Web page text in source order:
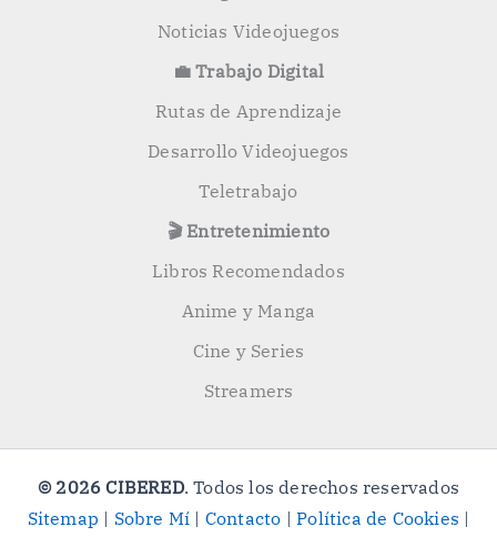
Noticias Videojuegos
💼 Trabajo Digital
Rutas de Aprendizaje
Desarrollo Videojuegos
Teletrabajo
🎬 Entretenimiento
Libros Recomendados
Anime y Manga
Cine y Series
Streamers
© 2026 CIBERED. Todos los derechos reservados
Sitemap | Sobre Mí | Contacto |Política de Cookies |